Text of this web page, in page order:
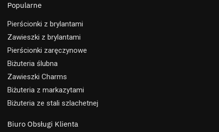
Popularne
Pierścionki z brylantami
Zawieszki z brylantami
Pierścionki zaręczynowe
Biżuteria ślubna
Zawieszki Charms
Biżuteria z markazytami
Biżuteria ze stali szlachetnej
Biuro Obsługi Klienta